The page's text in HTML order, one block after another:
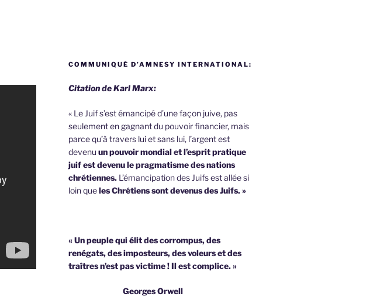
COMMUNIQUÉ D’AMNESY INTERNATIONAL:
Citation de Karl Marx:
« Le Juif s’est émancipé d’une façon juive, pas
seulement en gagnant du pouvoir financier, mais
parce qu’à travers lui et sans lui, l’argent est
devenu un pouvoir mondial et l’esprit pratique
juif est devenu le pragmatisme des nations
chrétiennes.L’émancipation des Juifs est allée si
loin queles Chrétiens sont devenus des Juifs. »
« Un peuple qui élit des corrompus, des
renégats, des imposteurs, des voleurs et des
traîtres n’est pas victime !Il est complice. »
Georges Orwell